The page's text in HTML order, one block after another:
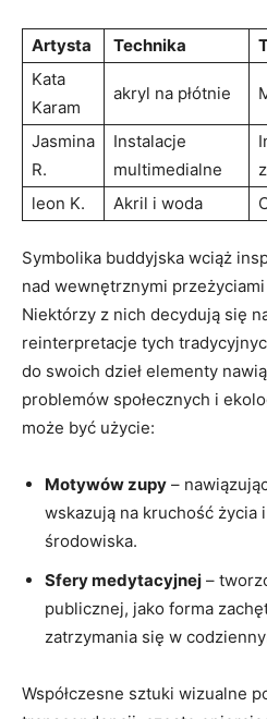
Artysta Technika
Kata
Karam
akryl na płótnie
Jasmina
R.
Instalacje
multimedialne
leon K.
Akril i woda
Symbolika buddyjska wciąż
nad wewnętrznymi
Niektórzy z nich decydują się
reinterpretacje tych
do swoich dzieł elementy
problemów społecznych i
może być użycie:
Motywów zupy –
wskazują na kruchość życia
środowiska.
Sfery medytacyjnej –
publicznej, jako forma
zatrzymania się w
Współczesne sztuki wizualne